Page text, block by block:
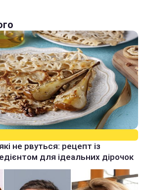
не рвуться: рецепт із
для ідеальних дірочок